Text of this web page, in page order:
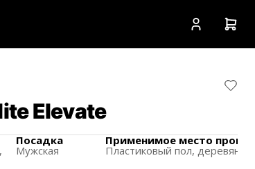
Elevate
Посадка
Мужская
Применимое место
Пластиковый пол,